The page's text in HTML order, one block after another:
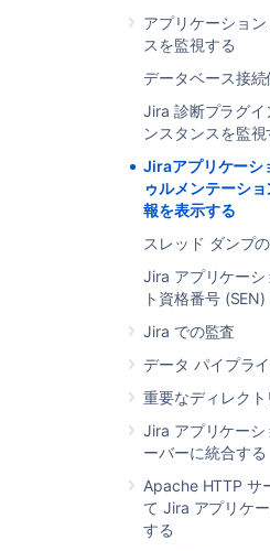
アプリケーショ
スを監視する
データベース接続
Jira 診断プラグイ
ンスタンスを監視
Jiraアプリケーシ
ゥルメンテーシ
報を表示する
スレッド ダンプ
Jira アプリケーシ
ト資格番号
Jira での監査
データ パイプラ
重要なディレク
Jira アプリケー
ーバーに統合する
Apache HTTP サ
て Jira アプリケ
する